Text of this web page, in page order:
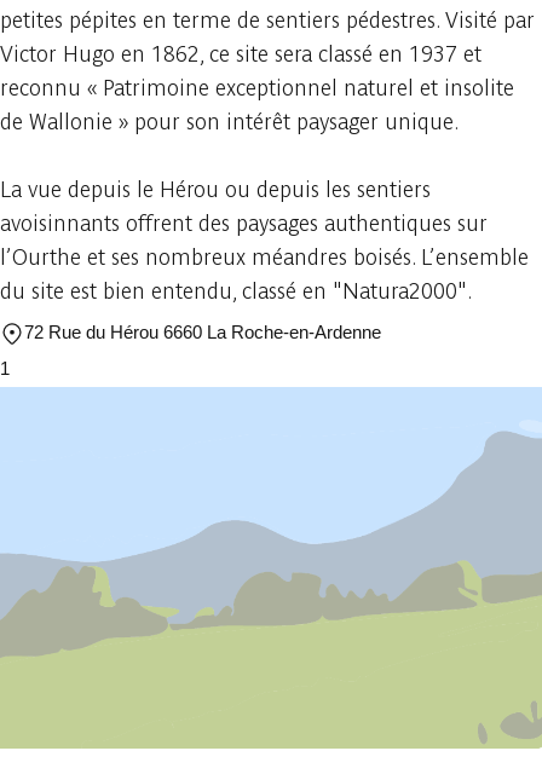
petites pépites en terme de sentiers pédestres. Visité par
Victor Hugo en 1862, ce site sera classé en 1937 et
reconnu « Patrimoine exceptionnel naturel et insolite
de Wallonie » pour son intérêt paysager unique.
La vue depuis le Hérou ou depuis les sentiers
avoisinnants offrent des paysages authentiques sur
l’Ourthe et ses nombreux méandres boisés. L’ensemble
du site est bien entendu, classé en "Natura2000".
72 Rue du Hérou 6660 La Roche-en-Ardenne
1